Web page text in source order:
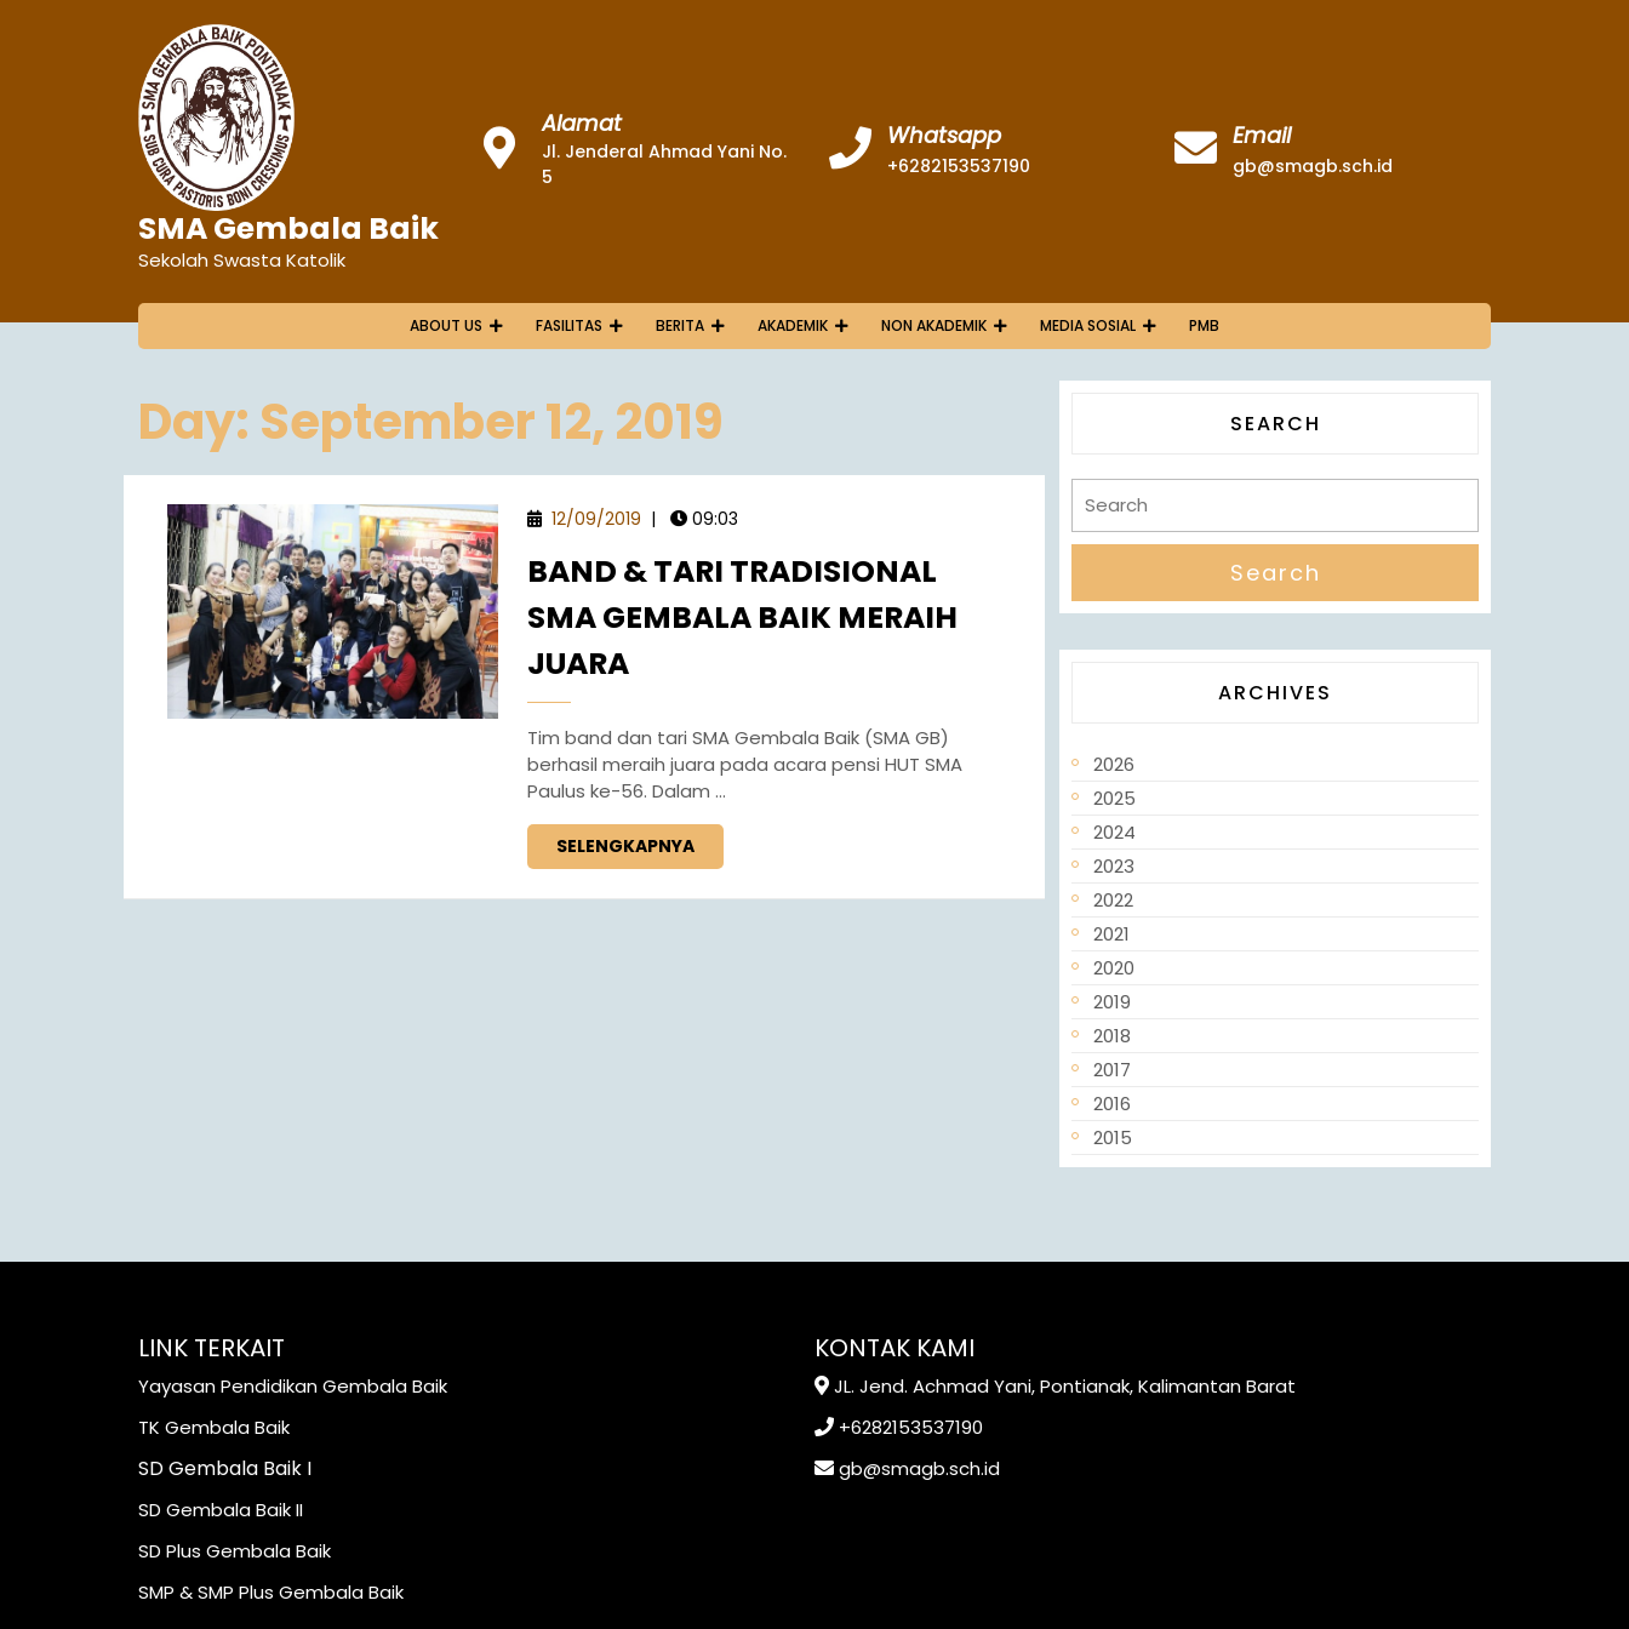
SMA Gembala Baik
Sekolah Swasta Katolik
Alamat
Jl. Jenderal Ahmad Yani No.
5
Whatsapp
+6282153537190
Email
gb@smagb.sch.id
ABOUT US FASILITAS BERITA AKADEMIK NON AKADEMIK MEDIA SOSIAL PMB
Day: September 12, 2019
12/09/2019 | 09:03
BAND & TARI TRADISIONAL
SMA GEMBALA BAIK MERAIH
JUARA
Tim band dan tari SMA Gembala Baik (SMA GB)
berhasil meraih juara pada acara pensi HUT SMA
Paulus ke-56. Dalam ...
SELENGKAPNYA
SEARCH
ARCHIVES
2026
2025
2024
2023
2022
2021
2020
2019
2018
2017
2016
2015
LINK TERKAIT
Yayasan Pendidikan Gembala Baik
TK Gembala Baik
SD Gembala Baik I
SD Gembala Baik II
SD Plus Gembala Baik
SMP & SMP Plus Gembala Baik
KONTAK KAMI
JL. Jend. Achmad Yani, Pontianak, Kalimantan Barat
+6282153537190
gb@smagb.sch.id